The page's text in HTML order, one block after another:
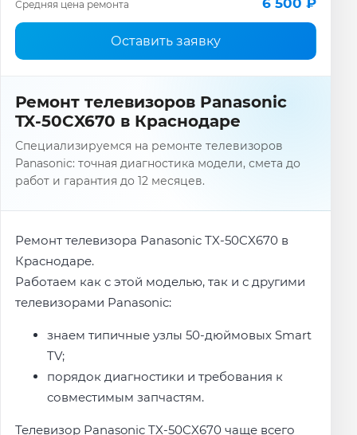
Средняя цена ремонта
Оставить заявку
Ремонт телевизоров Panasonic
TX-50CX670 в Краснодаре
Специализируемся на ремонте телевизоров
Panasonic: точная диагностика модели, смета до
работ и гарантия до 12 месяцев.
Ремонт телевизора Panasonic TX-50CX670 в
Краснодаре.
Работаем как с этой моделью, так и с другими
телевизорами Panasonic:
знаем типичные узлы 50-дюймовых Smart
TV;
порядок диагностики и требования к
совместимым запчастям.
Телевизор Panasonic TX-50CX670 чаще всего